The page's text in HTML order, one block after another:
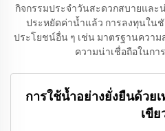
กิจกรรมประจำวันสะดวกสบายและ
ประหยัดค่าน้ำแล้ว การลงทุนใน
ประโยชน์อื่น ๆ เช่น มาตรฐานควา
ความน่าเชื่อถือในกา
การใช้น้ำอย่างยั่งยืนด้ว
เขีย